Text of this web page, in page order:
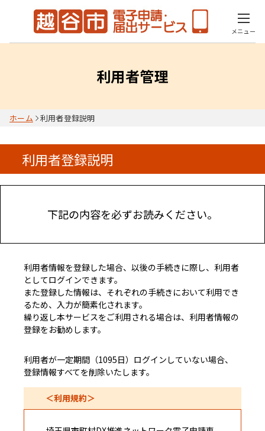
メニュー
利用者管理
ホーム 利用者登録説明
利用者登録説明
下記の内容を必ずお読みください。
利用者情報を登録した場合、以後の手続きに際し、利用者
としてログインできます。
また登録した情報は、それぞれの手続きにおいて利用でき
るため、入力が簡素化されます。
繰り返し本サービスをご利用される場合は、利用者情報の
登録をお勧めします。
利用者が一定期間（1095日）ログインしていない場合、
登録情報すべてを削除いたします。
＜利用規約＞